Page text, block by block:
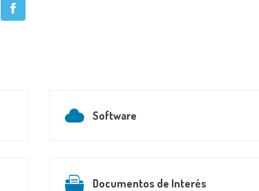
Software
Documentos de Interés